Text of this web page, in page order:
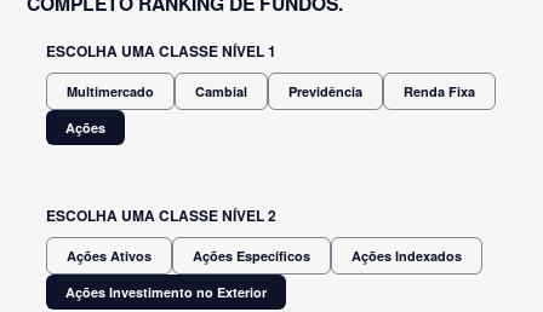
ESCOLHA UMA CLASSE NÍVEL 1
Multimercado Cambial Previdência
Renda Fixa
Ações
ESCOLHA UMA CLASSE NÍVEL 2
Ações Ativos Ações Específicos
Ações Indexados
Ações Investimento no Exterior